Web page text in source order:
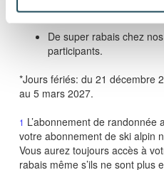
avant l'ouverture
De super rabais chez
participants.
*Jours fériés: du 21 décembre
au 5 mars 2027.
1 L’abonnement de randonnée
votre abonnement de ski alpin
Vous aurez toujours accès à
rabais même s’ils ne sont plus